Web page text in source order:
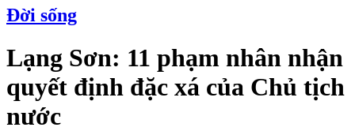
Đời sống
Lạng Sơn: 11 phạm nhân nhận
quyết định đặc xá của Chủ tịch
nước